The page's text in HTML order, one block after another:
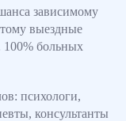
зависимому
выездные
100% больных
психологи,
консультанты